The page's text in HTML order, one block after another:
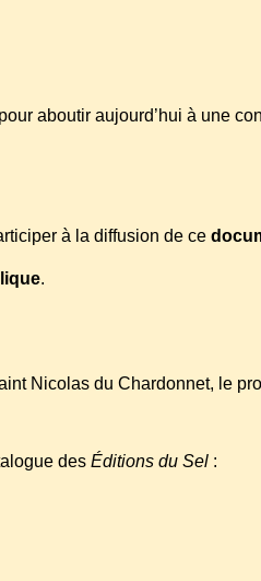
aboutir aujourd’hui à une
à la diffusion de ce
.
Nicolas du Chardonnet, le
des Éditions du Sel :